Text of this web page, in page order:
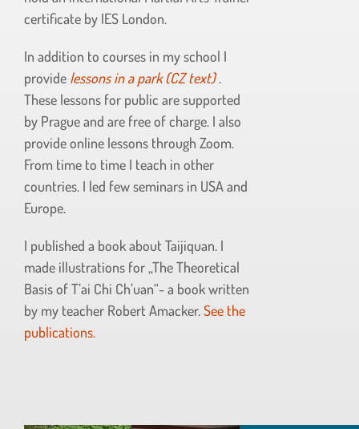
certificate by IES London.
In addition to courses in my school I
provide lessons in a park (CZ text).
These lessons for public are supported
by Prague and are free of charge. I also
provide online lessons through Zoom.
From time to time I teach in other
countries. I led few seminars in USA and
Europe.
I published a book about Taijiquan. I
made illustrations for „The Theoretical
Basis of T’ai Chi Ch’uan“- a book written
by my teacher Robert Amacker.See the
publications.